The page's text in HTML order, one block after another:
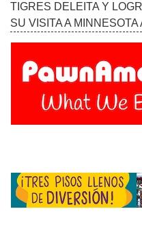
EDICIÓN IMPRESA
FUENTES
TÉRMINOS
CONTACTO
VISITA ESTOS
E-MAIL US